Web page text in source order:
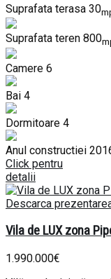
Suprafata terasa 30
Suprafata teren 800
Camere 6
Bai 4
Dormitoare 4
Anul constructiei
Click pentru
detalii
Descarca
Vila de LUX zona
1.990.000€